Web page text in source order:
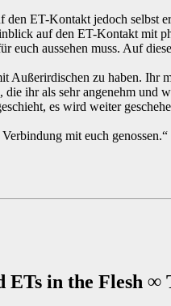
ET-Kontakt jedoch selbst
auf den ET-Kontakt mit
euch aussehen muss. Auf
Außerirdischen zu haben. Ihr
ihr als sehr angenehm
es wird weiter
mit euch genossen.“
ETs in the Flesh